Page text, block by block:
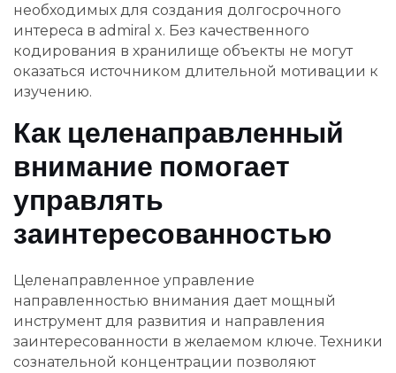
необходимых для создания долгосрочного
интереса в admiral x. Без качественного
кодирования в хранилище объекты не могут
оказаться источником длительной мотивации к
изучению.
Как целенаправленный
внимание помогает
управлять
заинтересованностью
Целенаправленное управление
направленностью внимания дает мощный
инструмент для развития и направления
заинтересованности в желаемом ключе. Техники
сознательной концентрации позволяют